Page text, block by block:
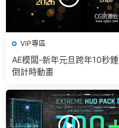
VIP專區
AE模闆-新年元旦跨年10秒鍾
倒計時動畫